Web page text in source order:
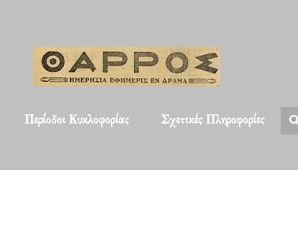
Περίοδοι Κυκλοφορίας Σχετικές Πληροφορίες